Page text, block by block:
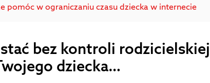
pomóc w ograniczaniu czasu dziecka w internecie
bez kontroli rodzicielskiej
dziecka…